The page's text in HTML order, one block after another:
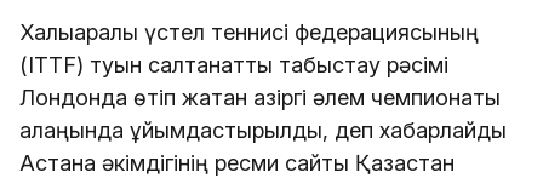
Халықаралық үстел теннисі федерациясының
(ITTF) туын салтанатты табыстау рәсімі
Лондонда өтіп жатқан қазіргі әлем чемпионаты
алаңында ұйымдастырылды, деп хабарлайды
Астана әкімдігінің ресми сайты Қазақстан